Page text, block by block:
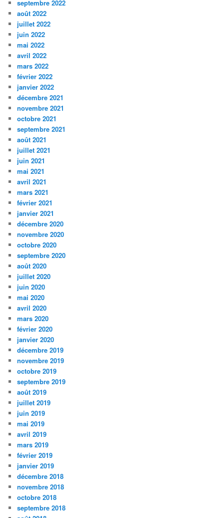
septembre 2022
août 2022
juillet 2022
juin 2022
mai 2022
avril 2022
mars 2022
février 2022
janvier 2022
décembre 2021
novembre 2021
octobre 2021
septembre 2021
août 2021
juillet 2021
juin 2021
mai 2021
avril 2021
mars 2021
février 2021
janvier 2021
décembre 2020
novembre 2020
octobre 2020
septembre 2020
août 2020
juillet 2020
juin 2020
mai 2020
avril 2020
mars 2020
février 2020
janvier 2020
décembre 2019
novembre 2019
octobre 2019
septembre 2019
août 2019
juillet 2019
juin 2019
mai 2019
avril 2019
mars 2019
février 2019
janvier 2019
décembre 2018
novembre 2018
octobre 2018
septembre 2018